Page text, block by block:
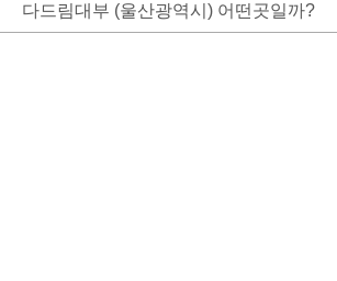
다드림대부 (울산광역시) 어떤곳일까?